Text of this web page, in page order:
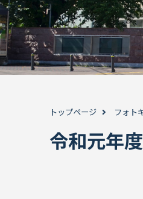
トップページ フォト
令和元年